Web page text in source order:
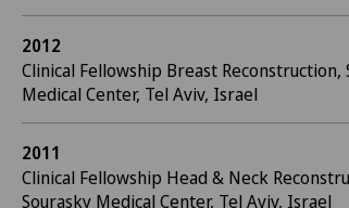
2012
Clinical Fellowship Breast Reconstruction,
Medical Center, Tel Aviv, Israel
2011
Clinical Fellowship Head & Neck
Sourasky Medical Center, Tel Aviv, Israel